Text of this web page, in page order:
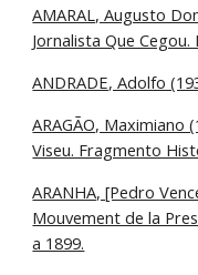
AMARAL, Augusto
Jornalista Que
ANDRADE, Adolfo
ARAGÃO, Maximiano
Viseu. Fragmento
ARANHA, [Pedro
Mouvement de la
a 1899.